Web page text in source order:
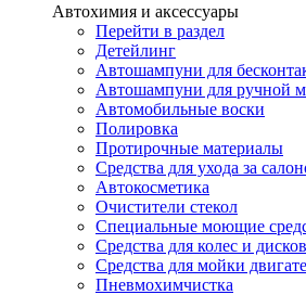
Автохимия и аксессуары
Перейти в раздел
Детейлинг
Автошампуни для
Автошампуни для ручной
Автомобильные воски
Полировка
Протирочные материалы
Средства для ухода за
Автокосметика
Очистители стекол
Специальные моющие
Средства для колес и дисков
Средства для мойки
Пневмохимчистка